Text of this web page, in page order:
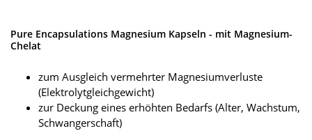
Pure Encapsulations Magnesium Kapseln - mit Magnesium-
Chelat
zum Ausgleich vermehrter Magnesiumverluste
(Elektrolytgleichgewicht)
zur Deckung eines erhöhten Bedarfs (Alter, Wachstum,
Schwangerschaft)